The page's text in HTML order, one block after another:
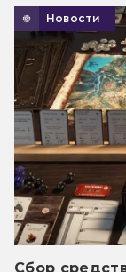
Новости
Сбор